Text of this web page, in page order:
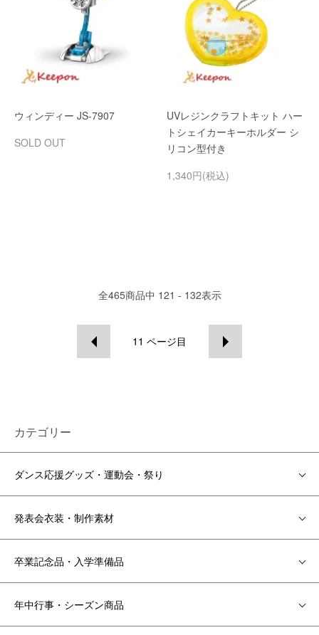
ウィンディー JS-7907
SOLD OUT
UVレジンクラフトキット ハー
トシェイカーキーホルダー シ
リコン型付き
1,340円(税込)
全465商品中 121 - 132表示
11 ページ目
カテゴリー
ダンス応援グッズ・運動会・祭り
発表会衣装・制作素材
卒業記念品・入学準備品
年中行事・シーズン商品